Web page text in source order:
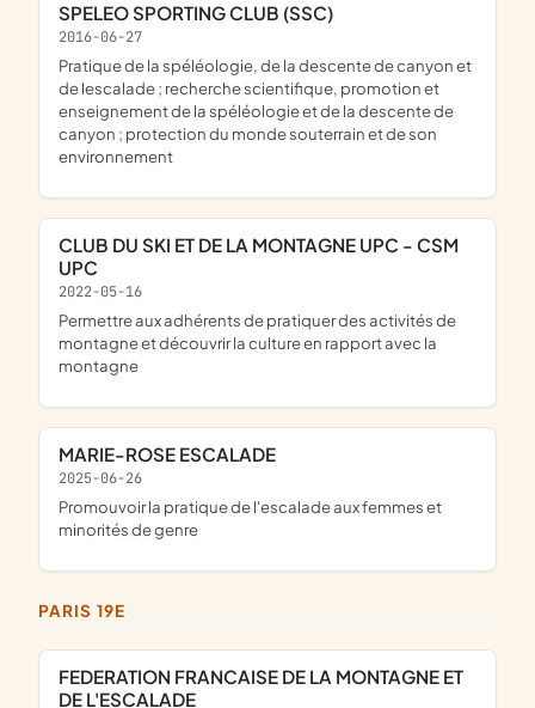
SPELEO SPORTING CLUB (SSC)
2016-06-27
pratique de la spéléologie, de la descente de canyon et
de lescalade ; recherche scientifique, promotion et
enseignement de la spéléologie et de la descente de
canyon ; protection du monde souterrain et de son
environnement
CLUB DU SKI ET DE LA MONTAGNE UPC - CSM
UPC
2022-05-16
permettre aux adhérents de pratiquer des activités de
montagne et découvrir la culture en rapport avec la
montagne
MARIE-ROSE ESCALADE
2025-06-26
promouvoir la pratique de l'escalade aux femmes et
minorités de genre
PARIS 19E
FEDERATION FRANCAISE DE LA MONTAGNE ET
DE L'ESCALADE